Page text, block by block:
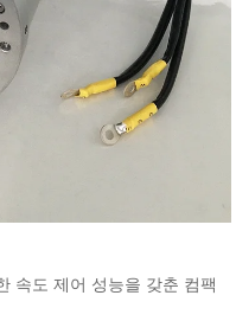
속도 제어 성능을 갖춘 컴팩